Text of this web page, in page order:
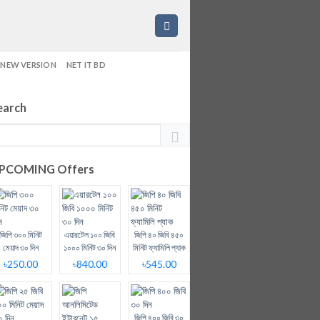
NEW VERSION NET IT BD
Offers
জিপি ৩০০ মিনিট
মেয়াদ ৩০ দিন
৳250.00
এয়ারটেল ১০০ জিবি
১০০০ মিনিট ৩০ দিন
৳840.00
জিপি ৪০ জিবি ৪৫০
মিনিট ফ্যামিলি প্যাক
৳545.00
জিপি ৪০০ জিবি ৩০